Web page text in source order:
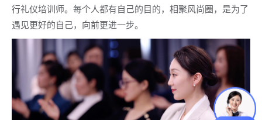
行礼仪培训师。每个人都有自己的目的，相聚风尚圈，是为了
遇见更好的自己，向前更进一步。